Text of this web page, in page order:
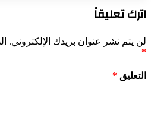
تعليقاً
يتم نشر عنوان بريدك الإلكتروني.
*